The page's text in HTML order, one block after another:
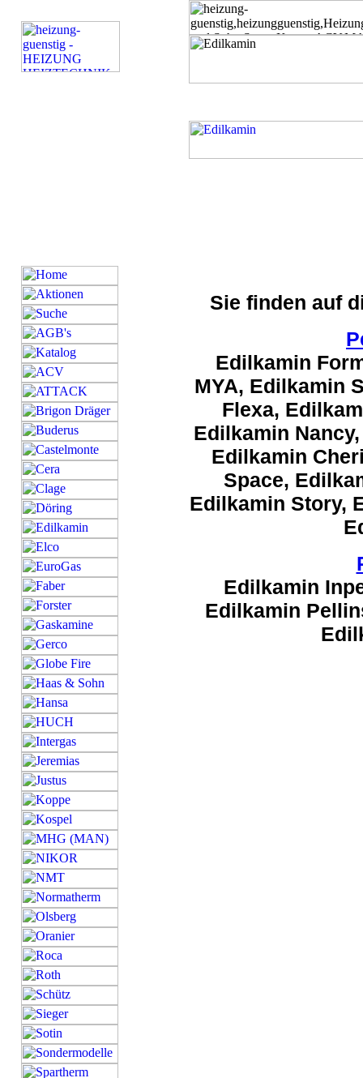
Sie finden auf
Edilkamin
MYA, Edilkamin
Flexa,
Edilkamin
Edilkamin
Space,
Edilkamin Story,
Edilkamin
Edilkamin